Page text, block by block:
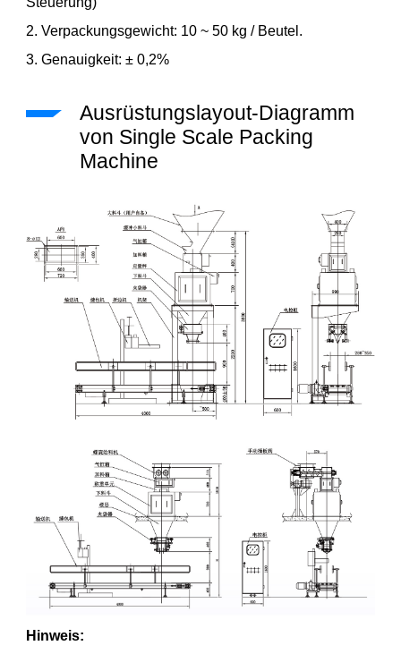
2. Verpackungsgewicht: 10 ~ 50 kg / Beutel.
3. Genauigkeit: ± 0,2%
Ausrüstungslayout-Diagramm
von Single Scale Packing
Machine
Hinweis: